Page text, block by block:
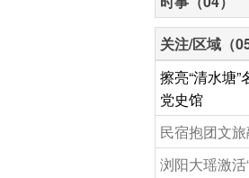
关注/区域（05
擦亮“清水塘
党史馆
民宿抱团文
浏阳大瑶激活